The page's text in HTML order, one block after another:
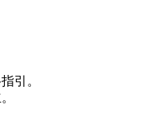
引。